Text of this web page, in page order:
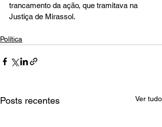
trancamento da ação, que tramitava na
Justiça de Mirassol.
Política
Posts recentes Ver tudo